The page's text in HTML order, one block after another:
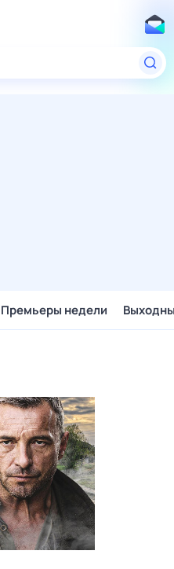
Премьеры недели